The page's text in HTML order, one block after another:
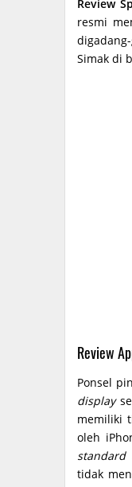
Review
resmi
Simak di
Review
Ponsel
display
memiliki
oleh
standard
tidak